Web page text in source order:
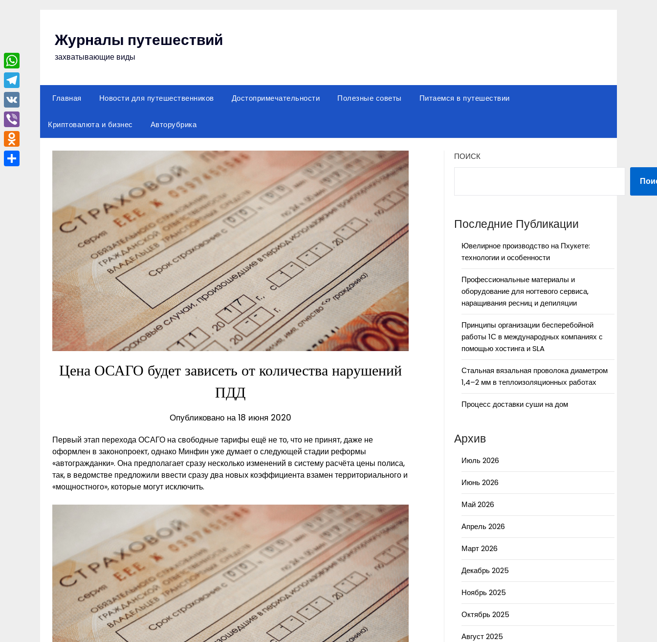
Журналы путешествий
захватывающие виды
Главная Новости для путешественников Достопримечательности Полезные советы Питаемся в путешествии
Криптовалюта и бизнес Авторубрика
Цена ОСАГО будет зависеть от количества нарушений
ПДД
Опубликовано на 18 июня 2020
Первый этап перехода ОСАГО на свободные тарифы ещё не то, что не принят, даже не
оформлен в законопроект, однако Минфин уже думает о следующей стадии реформы
«автогражданки». Она предполагает сразу несколько изменений в систему расчёта цены полиса,
так, в ведомстве предложили ввести сразу два новых коэффициента взамен территориального и
«мощностного», которые могут исключить.
ПОИСК
Последние Публикации
Ювелирное производство на Пхукете:
технологии и особенности
Профессиональные материалы и
оборудование для ногтевого сервиса,
наращивания ресниц и депиляции
Принципы организации бесперебойной
работы 1С в международных компаниях с
помощью хостинга и SLA
Стальная вязальная проволока диаметром
1,4–2 мм в теплоизоляционных работах
Процесс доставки суши на дом
Архив
Июль 2026
Июнь 2026
Май 2026
Апрель 2026
Март 2026
Декабрь 2025
Ноябрь 2025
Октябрь 2025
Август 2025
WhatsApp
Telegram
VK
Viber
Odnoklassniki